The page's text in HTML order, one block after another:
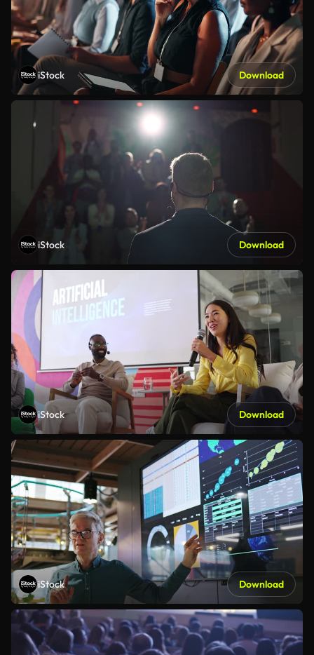
iStock Download
iStock Download
iStock Download
iStock Download